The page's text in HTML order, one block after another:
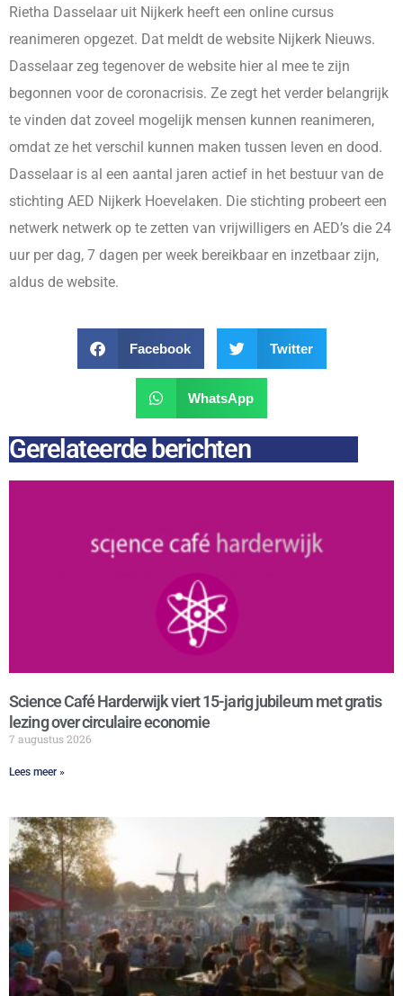
Rietha Dasselaar uit Nijkerk heeft een online cursus
reanimeren opgezet. Dat meldt de website Nijkerk Nieuws.
Dasselaar zeg tegenover de website hier al mee te zijn
begonnen voor de coronacrisis. Ze zegt het verder belangrijk
te vinden dat zoveel mogelijk mensen kunnen reanimeren,
omdat ze het verschil kunnen maken tussen leven en dood.
Dasselaar is al een aantal jaren actief in het bestuur van de
stichting AED Nijkerk Hoevelaken. Die stichting probeert een
netwerk netwerk op te zetten van vrijwilligers en AED’s die 24
uur per dag, 7 dagen per week bereikbaar en inzetbaar zijn,
aldus de website.
Facebook Twitter
WhatsApp
Gerelateerde berichten
Science Café Harderwijk viert 15-jarig jubileum met gratis
lezing over circulaire economie
7 augustus 2026
Lees meer »